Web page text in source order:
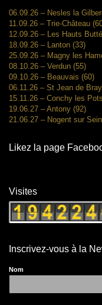
06.09.26 – Nesles la
11.09.26 – Trie-Château
12.09.26 – Les Hauts
18.09.26 – Lanton (33)
25.09.26 – Magny les
08.10.26 – Verdun (55)
09.10.26 – Beauvais (60)
06.11.26 – St Jean de
15.11.26 – Conchy les
19.06.27 – Antony (92)
21.06.27 – Nogent sur
Likez la page
Visites
Inscrivez-vous à la
Nom